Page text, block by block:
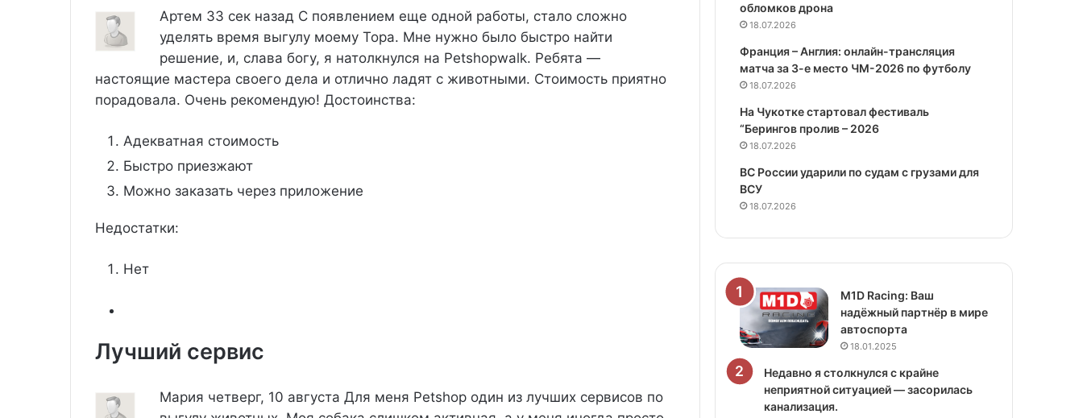
Артем 33 сек назад С появлением еще одной работы, стало сложно
уделять время выгулу моему Тора. Мне нужно было быстро найти
решение, и, слава богу, я натолкнулся на Petshopwalk. Ребята —
настоящие мастера своего дела и отлично ладят с животными. Стоимость приятно
порадовала. Очень рекомендую! Достоинства:
Адекватная стоимость
Быстро приезжают
Можно заказать через приложение
Недостатки:
Нет
Лучший сервис
Мария четверг, 10 августа Для меня Petshop один из лучших сервисов по
обломков дрона
18.07.2026
Франция – Англия: онлайн-трансляция
матча за 3-е место ЧМ-2026 по футболу
18.07.2026
На Чукотке стартовал фестиваль
“Берингов пролив – 2026
18.07.2026
ВС России ударили по судам с грузами для
ВСУ
18.07.2026
M1D Racing: Ваш
надёжный партнёр в мире
автоспорта
18.01.2025
Недавно я столкнулся с крайне
неприятной ситуацией — засорилась
канализация.